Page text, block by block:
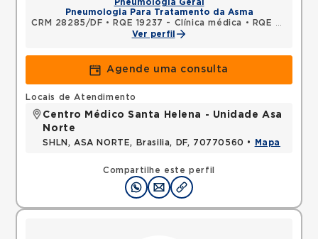
Pneumologia Geral
Pneumologia Para Tratamento da Asma
CRM 28285/DF • RQE 19237 - Clínica médica •
RQE 21700 - Pneumologia
Ver perfil
Agende uma consulta
Compartilhe este perfil
Locais de Atendimento
Centro Médico Santa Helena - Unidade Asa
Norte
SHLN, ASA NORTE, Brasilia, DF, 70770560 • Mapa